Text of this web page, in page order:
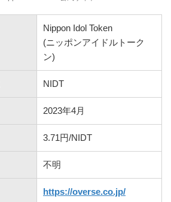
Nippon Idol Token
(ニッポンアイドルトーク
ン)
NIDT
2023年4月
3.71円/NIDT
不明
https://overse.co.jp/